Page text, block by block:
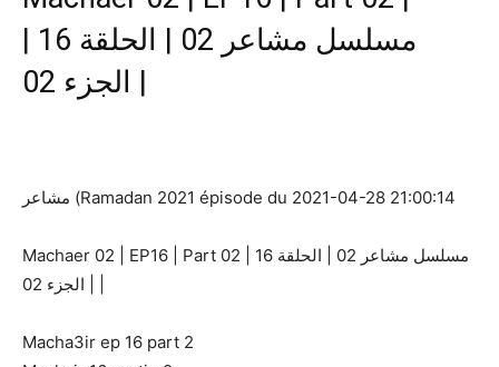
مسلسل مشاعر 02 | الحلقة 16 |
الجزء 02 |
مشاعر (Ramadan 2021 épisode du 2021-04-28 21:00:14
Machaer 02 | EP16 | Part 02 | مسلسل مشاعر 02 | الحلقة 16
Macha3ir ep 16 part 2